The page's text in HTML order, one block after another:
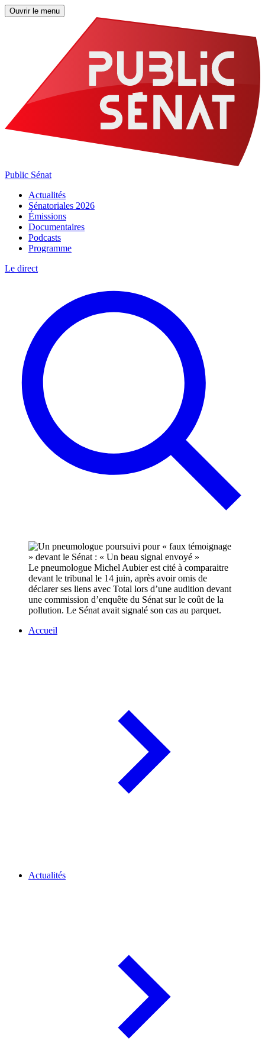
Ouvrir le menu
Public Sénat
Actualités
Sénatoriales 2026
Émissions
Documentaires
Podcasts
Programme
Le direct
Le pneumologue Michel Aubier est cité à comparaitre
devant le tribunal le 14 juin, après avoir omis de
déclarer ses liens avec Total lors d’une audition devant
une commission d’enquête du Sénat sur le coût de la
pollution. Le Sénat avait signalé son cas au parquet.
Accueil
Actualités